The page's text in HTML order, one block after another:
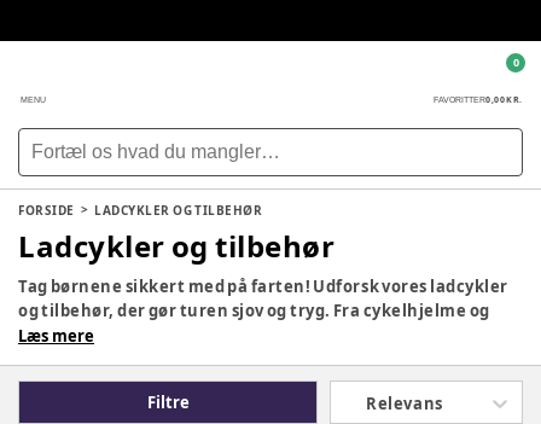
MENU FAVORITTER0,00 KR.
0
FORSIDE LADCYKLER OG TILBEHØR
Ladcykler og tilbehør
Tag børnene sikkert med på farten! Udforsk vores ladcykler
og tilbehør, der gør turen sjov og tryg. Fra cykelhjelme og
refleksveste til fodpumper og ladere – alt til en
Læs mere
Filtre Relevans